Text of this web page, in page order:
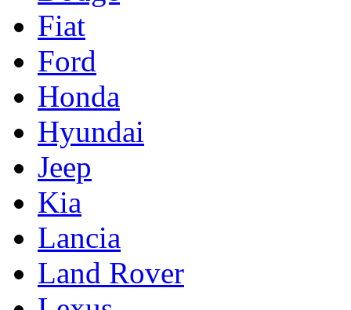
Fiat
Ford
Honda
Hyundai
Jeep
Kia
Lancia
Land Rover